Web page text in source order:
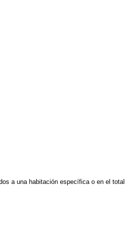
a una habitación específica o en el total